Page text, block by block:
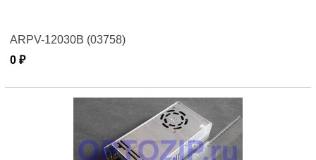
ARPV-12030B (03758)
0 ₽